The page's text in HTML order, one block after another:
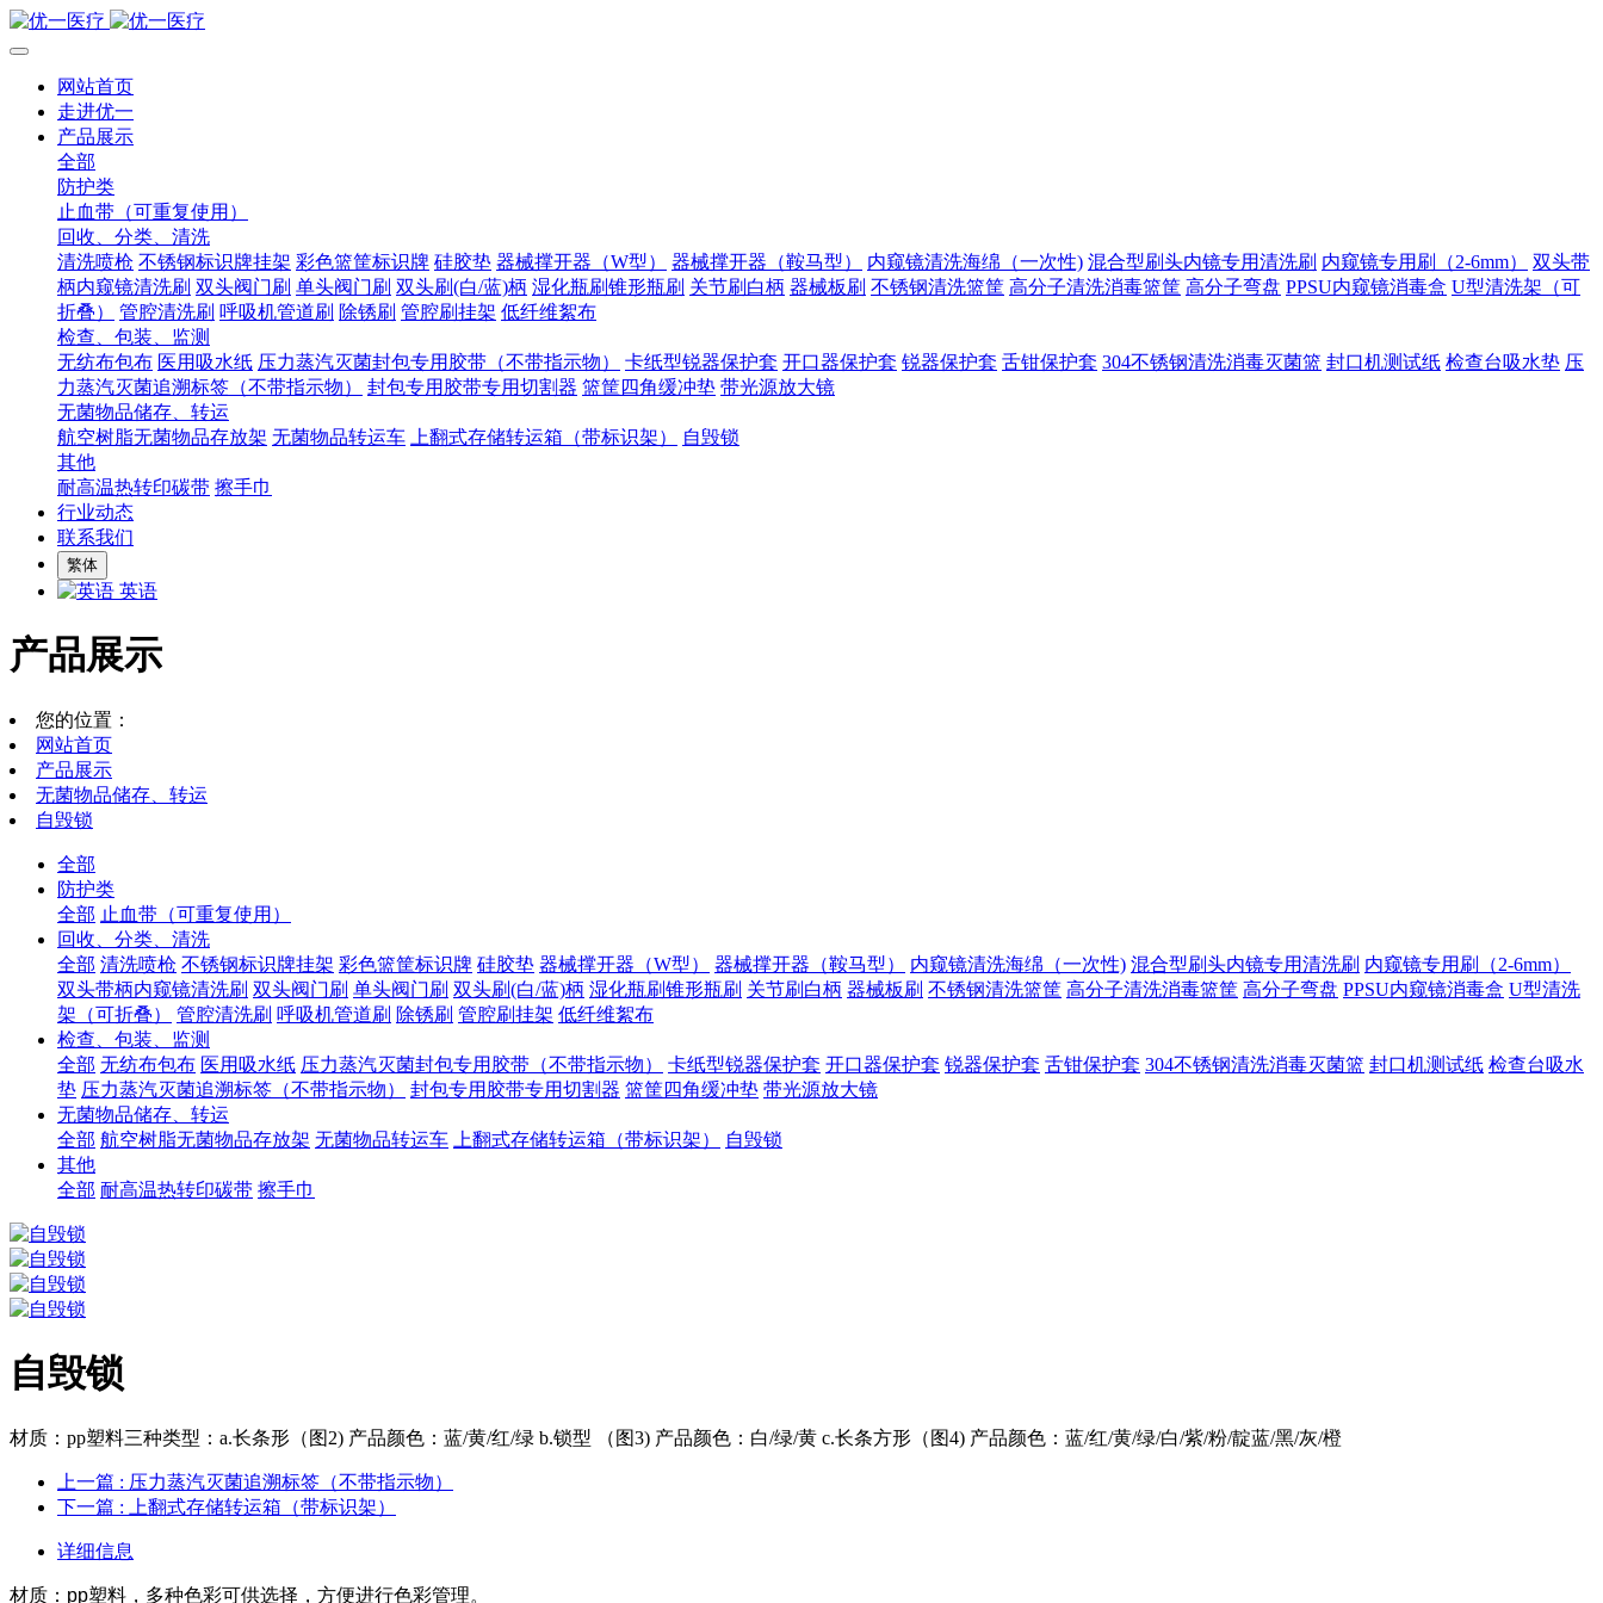
网站首页
走进优一
产品展示
全部
防护类
止血带（可重复使用）
回收、分类、清洗
清洗喷枪 不锈钢标识牌挂架 彩色篮筐标识牌 硅胶垫 器械撑开器（W型） 器械撑开器（鞍马型） 内窥镜清洗海绵（一次性) 混合型刷头内镜专用清洗刷 内窥镜专用刷（2-6mm）
双头带
柄内窥镜清洗刷 双头阀门刷 单头阀门刷 双头刷(白/蓝)柄 湿化瓶刷锥形瓶刷 关节刷白柄 器械板刷 不锈钢清洗篮筐 高分子清洗消毒篮筐 高分子弯盘 PPSU内窥镜消毒盒 U型清洗架（可
折叠）
管腔清洗刷 呼吸机管道刷 除锈刷 管腔刷挂架 低纤维絮布
检查、包装、监测
无纺布包布 医用吸水纸 压力蒸汽灭菌封包专用胶带（不带指示物） 卡纸型锐器保护套 开口器保护套 锐器保护套 舌钳保护套 304不锈钢清洗消毒灭菌篮 封口机测试纸 检查台吸水垫 压
力蒸汽灭菌追溯标签（不带指示物）
封包专用胶带专用切割器 篮筐四角缓冲垫 带光源放大镜
无菌物品储存、转运
航空树脂无菌物品存放架 无菌物品转运车 上翻式存储转运箱（带标识架）
自毁锁
其他
耐高温热转印碳带 擦手巾
行业动态
联系我们
繁体
英语
产品展示
您的位置：
网站首页
产品展示
无菌物品储存、转运
自毁锁
全部
防护类
全部 止血带（可重复使用）
回收、分类、清洗
全部 清洗喷枪 不锈钢标识牌挂架 彩色篮筐标识牌 硅胶垫 器械撑开器（W型） 器械撑开器（鞍马型） 内窥镜清洗海绵（一次性) 混合型刷头内镜专用清洗刷 内窥镜专用刷（2-6mm）
双头带柄内窥镜清洗刷 双头阀门刷 单头阀门刷 双头刷(白/蓝)柄 湿化瓶刷锥形瓶刷 关节刷白柄 器械板刷 不锈钢清洗篮筐 高分子清洗消毒篮筐 高分子弯盘 PPSU内窥镜消毒盒 U型清洗
架（可折叠）
管腔清洗刷 呼吸机管道刷 除锈刷 管腔刷挂架 低纤维絮布
检查、包装、监测
全部 无纺布包布 医用吸水纸 压力蒸汽灭菌封包专用胶带（不带指示物） 卡纸型锐器保护套 开口器保护套 锐器保护套 舌钳保护套 304不锈钢清洗消毒灭菌篮 封口机测试纸 检查台吸水
垫 压力蒸汽灭菌追溯标签（不带指示物） 封包专用胶带专用切割器 篮筐四角缓冲垫 带光源放大镜
无菌物品储存、转运
全部 航空树脂无菌物品存放架 无菌物品转运车 上翻式存储转运箱（带标识架）
自毁锁
其他
全部 耐高温热转印碳带 擦手巾
自毁锁
材质：pp塑料三种类型：a.长条形（图2) 产品颜色：蓝/黄/红/绿 b.锁型 （图3) 产品颜色：白/绿/黄 c.长条方形（图4) 产品颜色：蓝/红/黄/绿/白/紫/粉/靛蓝/黑/灰/橙
上一篇 : 压力蒸汽灭菌追溯标签（不带指示物）
下一篇 : 上翻式存储转运箱（带标识架）
详细信息
材质：pp塑料，多种色彩可供选择，方便进行色彩管理。